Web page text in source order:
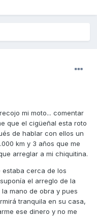
mi moto... comentar
que el cigüeñal esta roto
de hablar con ellos un
km y 3 años que me
arreglar a mi chiquitina.
cerca de los
el arreglo de la
mano de obra y pues
tranquila en su casa,
ese dinero y no me